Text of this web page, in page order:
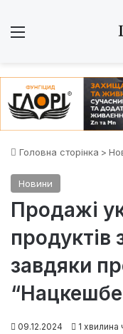
Головна сторінка >
Новини
Продажі
продуктів
завдяки
09.12.2024 1 хвилина